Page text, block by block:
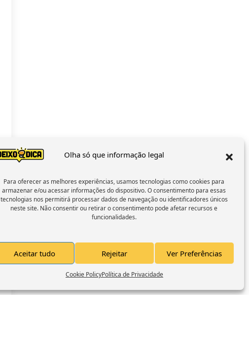
Olha só que informação legal
Para oferecer as melhores experiências, usamos tecnologias como cookies para
armazenar e/ou acessar informações do dispositivo. O consentimento para essas
tecnologias nos permitirá processar dados de navegação ou identificadores únicos
neste site. Não consentir ou retirar o consentimento pode afetar recursos e
funcionalidades.
Aceitar tudo Rejeitar Ver Preferências
Cookie PolicyPolítica de Privacidade